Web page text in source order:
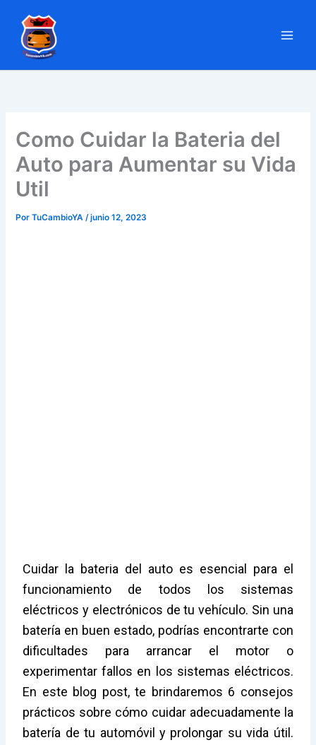
contenido
Como Cuidar la Bateria del
Auto para Aumentar su Vida
Util
PorTuCambioYA/junio 12, 2023
Cuidar la bateria del auto es esencial para el
funcionamiento de todos los sistemas
eléctricos y electrónicos de tu vehículo. Sin una
batería en buen estado, podrías encontrarte con
dificultades para arrancar el motor o
experimentar fallos en los sistemas eléctricos.
En este blog post, te brindaremos 6 consejos
prácticos sobre cómo cuidar adecuadamente la
batería de tu automóvil y prolongar su vida útil.